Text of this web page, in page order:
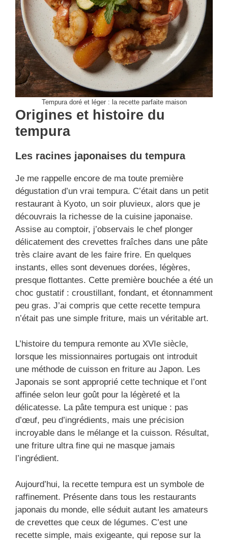
Tempura doré et léger : la recette parfaite maison
Origines et histoire du
tempura
Les racines japonaises du tempura
Je me rappelle encore de ma toute première
dégustation d’un vrai tempura. C’était dans un petit
restaurant à Kyoto, un soir pluvieux, alors que je
découvrais la richesse de la cuisine japonaise.
Assise au comptoir, j’observais le chef plonger
délicatement des crevettes fraîches dans une pâte
très claire avant de les faire frire. En quelques
instants, elles sont devenues dorées, légères,
presque flottantes. Cette première bouchée a été un
choc gustatif : croustillant, fondant, et étonnamment
peu gras. J’ai compris que cette recette tempura
n’était pas une simple friture, mais un véritable art.
L’histoire du tempura remonte au XVIe siècle,
lorsque les missionnaires portugais ont introduit
une méthode de cuisson en friture au Japon. Les
Japonais se sont approprié cette technique et l’ont
affinée selon leur goût pour la légèreté et la
délicatesse. La pâte tempura est unique : pas
d’œuf, peu d’ingrédients, mais une précision
incroyable dans le mélange et la cuisson. Résultat,
une friture ultra fine qui ne masque jamais
l’ingrédient.
Aujourd’hui, la recette tempura est un symbole de
raffinement. Présente dans tous les restaurants
japonais du monde, elle séduit autant les amateurs
de crevettes que ceux de légumes. C’est une
recette simple, mais exigeante, qui repose sur la